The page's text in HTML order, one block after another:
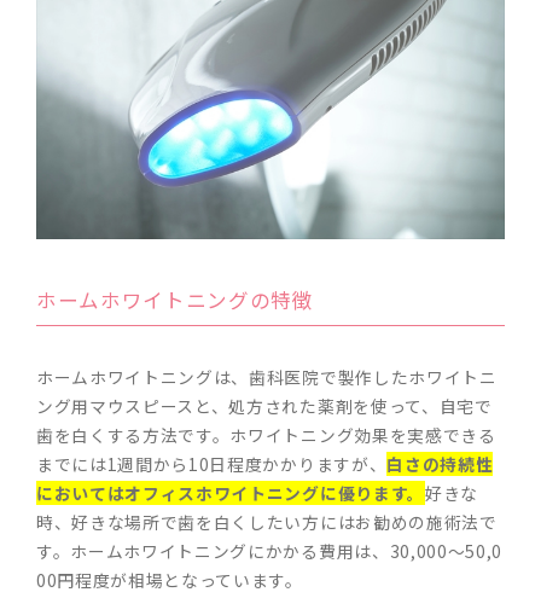
ホームホワイトニングの特徴
ホームホワイトニングは、歯科医院で製作したホワイトニ
ング用マウスピースと、処方された薬剤を使って、自宅で
歯を白くする方法です。ホワイトニング効果を実感できる
までには1週間から10日程度かかりますが、 白さの持続性
においてはオフィスホワイトニングに優ります。 好きな
時、好きな場所で歯を白くしたい方にはお勧めの施術法で
す。ホームホワイトニングにかかる費用は、30,000～50,0
00円程度が相場となっています。